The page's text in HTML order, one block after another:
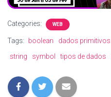
Categories: WEB
Tags: boolean dados primitivos
string
symbol tipos de dados